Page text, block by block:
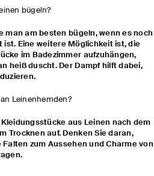
bügeln?
man am besten bügeln, wenn es noch
ist. Eine weitere Möglichkeit ist, die
im Badezimmer aufzuhängen,
heiß duscht. Der Dampf hilft dabei,
Leinenhemden?
Kleidungsstücke aus Leinen nach dem
Trocknen auf. Denken Sie daran,
Falten zum Aussehen und Charme von